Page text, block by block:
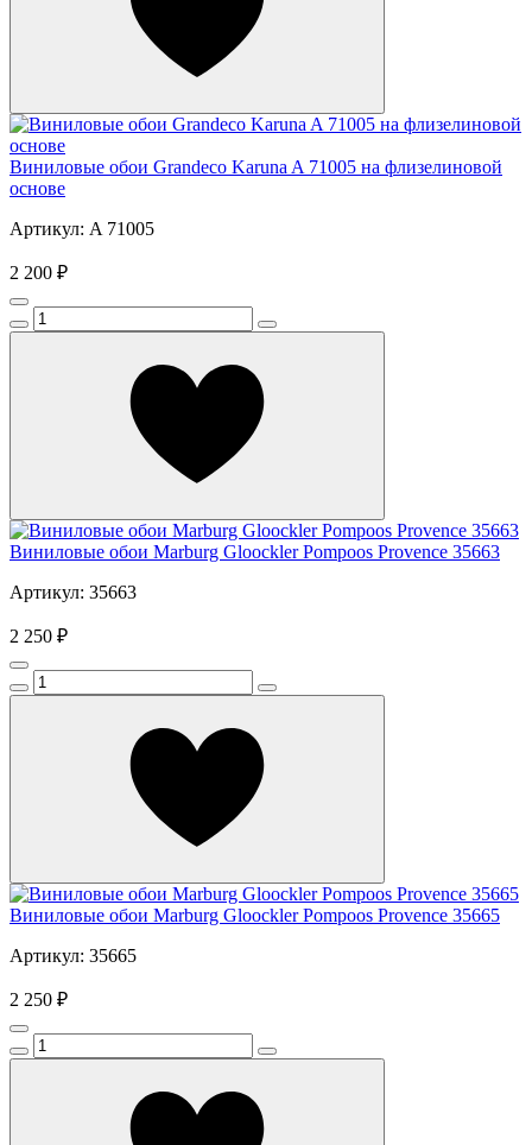
Виниловые обои Grandeco Karuna A 71005 на флизелиновой
основе
Артикул: A 71005
2 200 ₽
Виниловые обои Marburg Gloockler Pompoos Provence 35663
Артикул: 35663
2 250 ₽
Виниловые обои Marburg Gloockler Pompoos Provence 35665
Артикул: 35665
2 250 ₽